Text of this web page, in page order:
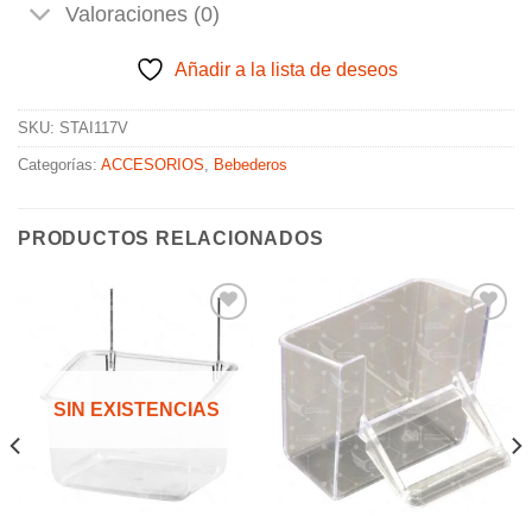
Valoraciones (0)
Añadir a la lista de deseos
SKU: STAI117V
Categorías: ACCESORIOS Bebederos
PRODUCTOS RELACIONADOS
lista de
SIN EXISTENCIAS
Añadir
a la
lista de
deseos